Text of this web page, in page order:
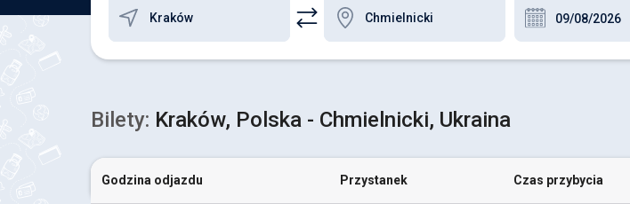
Bilety: Kraków, Polska - Chmielnicki, Ukraina
Godzina odjazdu Przystanek Czas przybycia